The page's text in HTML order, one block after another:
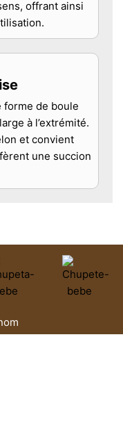
offrant ainsi
forme de boule
à l’extrémité.
et convient
une succion